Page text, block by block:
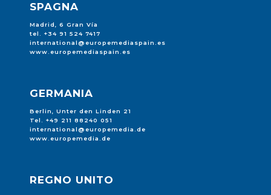
SPAGNA
Madrid, 6 Gran Vía
tel. +34 91 524 7417
international@europemediaspain.es
www.europemediaspain.es
GERMANIA
Berlin, Unter den Linden 21
Tel. +49 211 88240 051
international@europemedia.de
www.europemedia.de
REGNO UNITO